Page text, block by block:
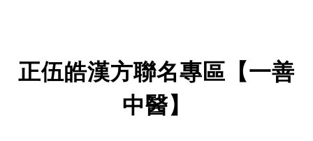
正伍皓漢方聯名專區【一善
中醫】